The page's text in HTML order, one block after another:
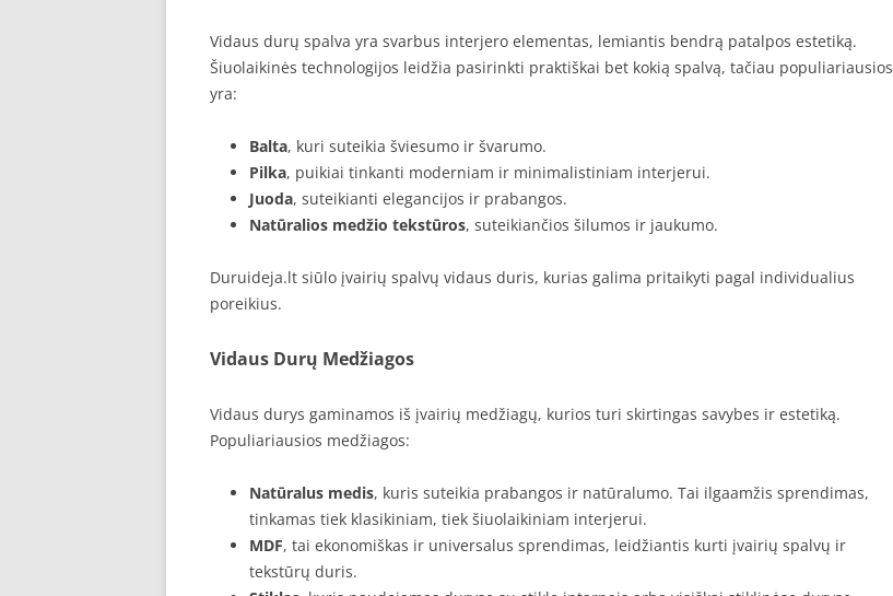
Vidaus durų spalva yra svarbus interjero elementas, lemiantis bendrą patalpos estetiką.
Šiuolaikinės technologijos leidžia pasirinkti praktiškai bet kokią spalvą, tačiau populiariausios
yra:
Balta, kuri suteikia šviesumo ir švarumo.
Pilka, puikiai tinkanti moderniam ir minimalistiniam interjerui.
Juoda, suteikianti elegancijos ir prabangos.
Natūralios medžio tekstūros, suteikiančios šilumos ir jaukumo.
Duruideja.lt siūlo įvairių spalvų vidaus duris, kurias galima pritaikyti pagal individualius
poreikius.
Vidaus Durų Medžiagos
Vidaus durys gaminamos iš įvairių medžiagų, kurios turi skirtingas savybes ir estetiką.
Populiariausios medžiagos:
Natūralus medis, kuris suteikia prabangos ir natūralumo. Tai ilgaamžis sprendimas,
tinkamas tiek klasikiniam, tiek šiuolaikiniam interjerui.
MDF, tai ekonomiškas ir universalus sprendimas, leidžiantis kurti įvairių spalvų ir
tekstūrų duris.